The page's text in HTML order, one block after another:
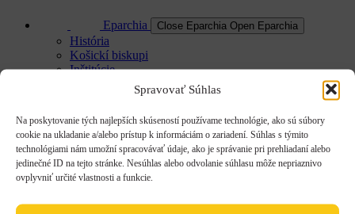
Spravovať Súhlas
Na poskytovanie tých najlepších skúseností používame technológie, ako sú súbory
cookie na ukladanie a/alebo prístup k informáciám o zariadení. Súhlas s týmito
technológiami nám umožní spracovávať údaje, ako je správanie pri prehliadaní alebo
jedinečné ID na tejto stránke. Nesúhlas alebo odvolanie súhlasu môže nepriaznivo
ovplyvniť určité vlastnosti a funkcie.
Eparchia Close Eparchia Open Eparchia
História
Košickí biskupi
Inštitúcie
Košickí biskupi
Rehole a kongregácie
Pútnické miesta
Katedrálny chrám Narodenia presvätej Bohorodičky
Rehole a kongregácie
Pútnické miesta